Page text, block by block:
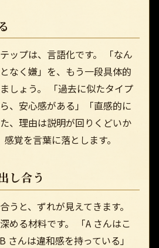
ップは、言語化です。 「なん
なく嫌」を、もう一段具体的
しょう。 「過去に似たタイプ
、安心感がある」「直感的に
、理由は説明が回りくどいか
覚を言葉に落とします。
し合う
うと、ずれが見えてきます。
める材料です。 「A さんはこ
さんは違和感を持っている」